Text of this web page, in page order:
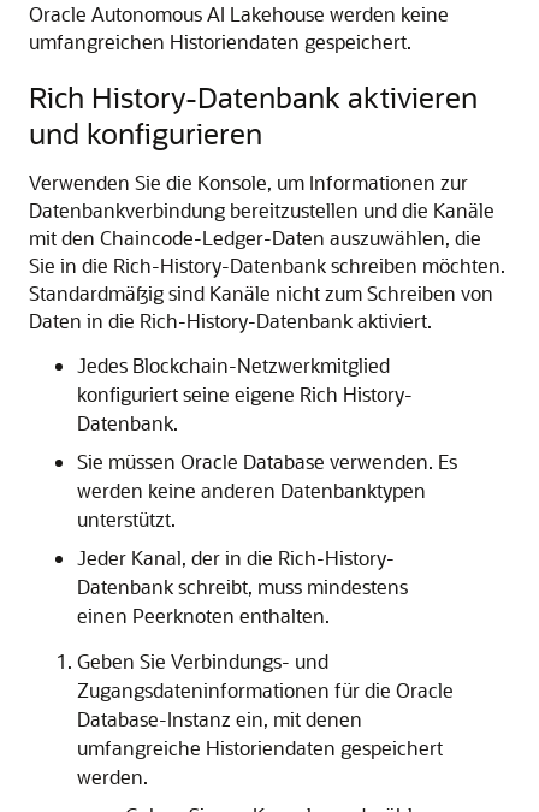
Oracle Autonomous AI Lakehouse werden keine
umfangreichen Historiendaten gespeichert.
Rich History-Datenbank aktivieren
und konfigurieren
Verwenden Sie die Konsole, um Informationen zur
Datenbankverbindung bereitzustellen und die Kanäle
mit den Chaincode-Ledger-Daten auszuwählen, die
Sie in die Rich-History-Datenbank schreiben möchten.
Standardmäßig sind Kanäle nicht zum Schreiben von
Daten in die Rich-History-Datenbank aktiviert.
Jedes Blockchain-Netzwerkmitglied
konfiguriert seine eigene Rich History-
Datenbank.
Sie müssen Oracle Database verwenden. Es
werden keine anderen Datenbanktypen
unterstützt.
Jeder Kanal, der in die Rich-History-
Datenbank schreibt, muss mindestens
einen Peerknoten enthalten.
Geben Sie Verbindungs- und
Zugangsdateninformationen für die Oracle
Database-Instanz ein, mit denen
umfangreiche Historiendaten gespeichert
werden.